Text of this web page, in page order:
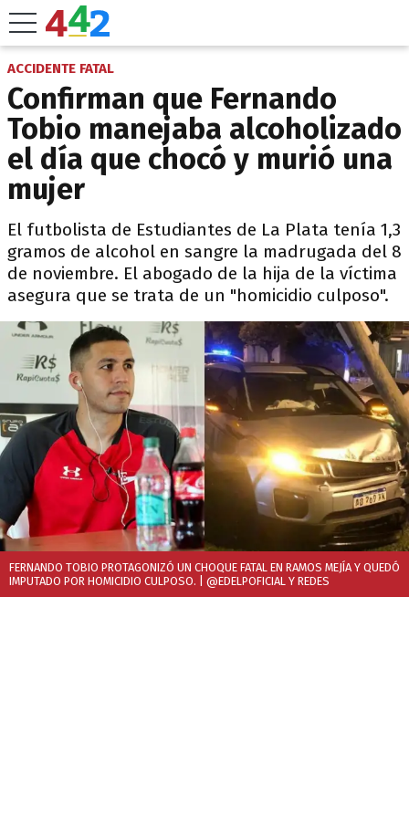
ACCIDENTE FATAL
Confirman que Fernando
Tobio manejaba alcoholizado
el día que chocó y murió una
mujer
El futbolista de Estudiantes de La Plata tenía 1,3
gramos de alcohol en sangre la madrugada del 8
de noviembre. El abogado de la hija de la víctima
asegura que se trata de un "homicidio culposo".
FERNANDO TOBIO PROTAGONIZÓ UN CHOQUE FATAL EN RAMOS MEJÍA Y QUEDÓ
IMPUTADO POR HOMICIDIO CULPOSO.
| @EDELPOFICIAL Y REDES